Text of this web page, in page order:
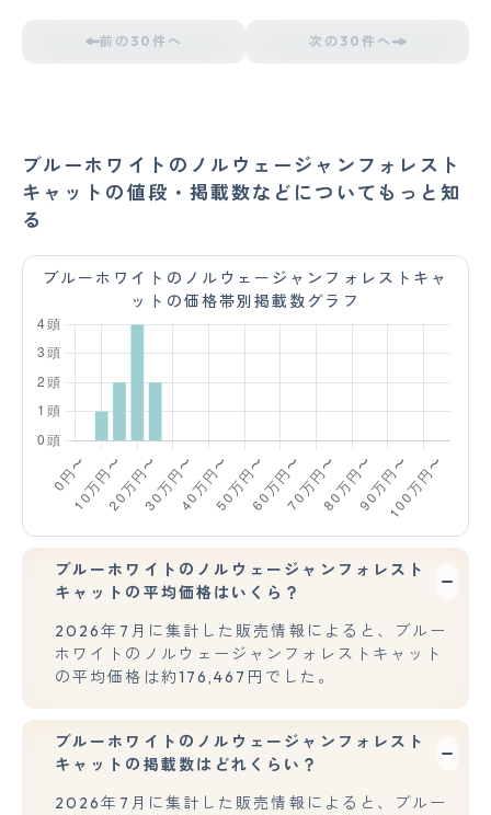
前の30件へ 次の30件へ
ブルーホワイトのノルウェージャンフォレスト
キャットの値段・掲載数などについてもっと知
る
ブルーホワイトのノルウェージャンフォレストキャ
ットの価格帯別掲載数グラフ
ブルーホワイトのノルウェージャンフォレスト
キャットの平均価格はいくら？
2026年7月に集計した販売情報によると、ブルー
ホワイトのノルウェージャンフォレストキャット
の平均価格は約176,467円でした。
ブルーホワイトのノルウェージャンフォレスト
キャットの掲載数はどれくらい？
2026年7月に集計した販売情報によると、ブルー